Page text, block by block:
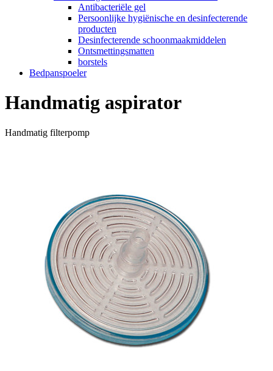
Antibacteriële gel
Persoonlijke hygiënische en desinfecterende
producten
Desinfecterende schoonmaakmiddelen
Ontsmettingsmatten
borstels
Bedpanspoeler
Handmatig aspirator
Handmatig filterpomp